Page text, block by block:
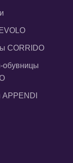
CORRIDO
обувницы